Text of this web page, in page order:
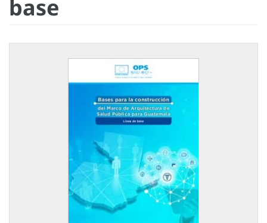
base